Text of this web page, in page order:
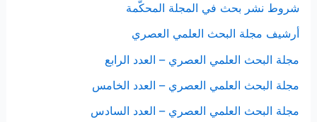
شروط نشر بحث في المجلة المحكّمة
أرشيف مجلة البحث العلمي العصري
مجلة البحث العلمي العصري – العدد الرابع
مجلة البحث العلمي العصري – العدد الخامس
مجلة البحث العلمي العصري – العدد السادس